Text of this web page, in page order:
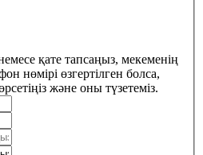
қате тапсаңыз, мекеменің
нөмірі өзгертілген болса,
және оны түзетеміз.